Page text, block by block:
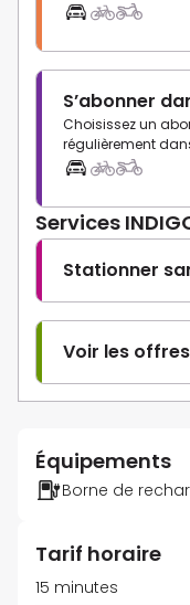
S’abonner
Choisissez un
régulièrement
Services
Stationner
Voir les
Équipements
Borne de
Tarif horaire
15 minutes